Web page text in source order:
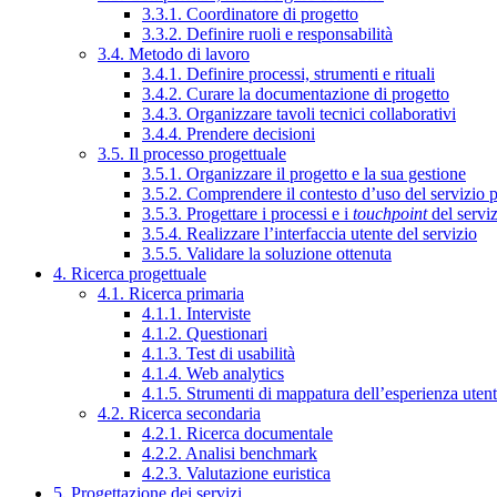
3.3.1. Coordinatore di progetto
3.3.2. Definire ruoli e responsabilità
3.4. Metodo di lavoro
3.4.1. Definire processi, strumenti e rituali
3.4.2. Curare la documentazione di progetto
3.4.3. Organizzare tavoli tecnici collaborativi
3.4.4. Prendere decisioni
3.5. Il processo progettuale
3.5.1. Organizzare il progetto e la sua gestione
3.5.2. Comprendere il contesto d’uso del servizio
3.5.3. Progettare i processi e i touchpointdel
3.5.4. Realizzare l’interfaccia utente del servizio
3.5.5. Validare la soluzione ottenuta
4. Ricerca progettuale
4.1. Ricerca primaria
4.1.1. Interviste
4.1.2. Questionari
4.1.3. Test di usabilità
4.1.4. Web analytics
4.1.5. Strumenti di mappatura dell’esperienza
4.2. Ricerca secondaria
4.2.1. Ricerca documentale
4.2.2. Analisi benchmark
4.2.3. Valutazione euristica
5. Progettazione dei servizi